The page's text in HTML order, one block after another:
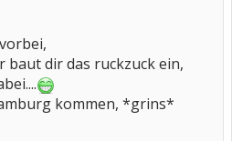
baut dir das ruckzuck ein,
kommen, *grins*